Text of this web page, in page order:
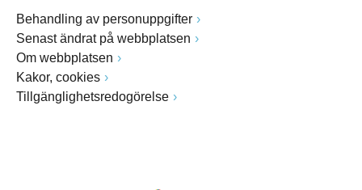
Behandling av personuppgifter
Senast ändrat på webbplatsen
Om webbplatsen
Kakor, cookies
Tillgänglighetsredogörelse